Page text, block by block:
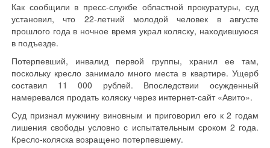
Как сообщили в пресс-службе областной прокуратуры, суд
установил, что 22-летний молодой человек в августе
прошлого года в ночное время украл коляску, находившуюся
в подъезде.
Потерпевший, инвалид первой группы, хранил ее там,
поскольку кресло занимало много места в квартире. Ущерб
составил 11 000 рублей. Впоследствии осужденный
намеревался продать коляску через интернет-сайт «Авито».
Суд признал мужчину виновным и приговорил его к 2 годам
лишения свободы условно с испытательным сроком 2 года.
Кресло-коляска возращено потерпевшему.